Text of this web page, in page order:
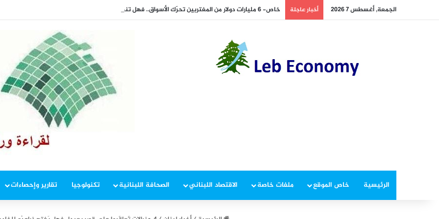
الجمعة, أغسطس 7 2026 أخبار عاجلة خاص- 6 مليارات دولار من المغتربين تحرّك الأسواق.. فهل تنقذ الاقتصاد اللبناني؟
الرئيسية خاص الموقع ملفات خاصة الاقتصاد اللبناني الصحافة اللبنانية تكنولوجيا تقارير وإحصاءات